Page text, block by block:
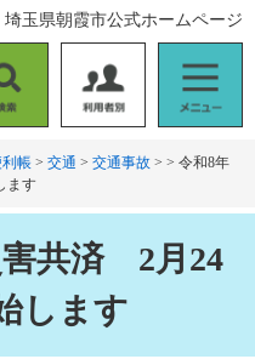
用
者
ニ
ュ
埼玉県朝霞市公式ホームページ
利帳 > 交通 > 交通事故 > > 令和8年
ます
害共済 2月24
します